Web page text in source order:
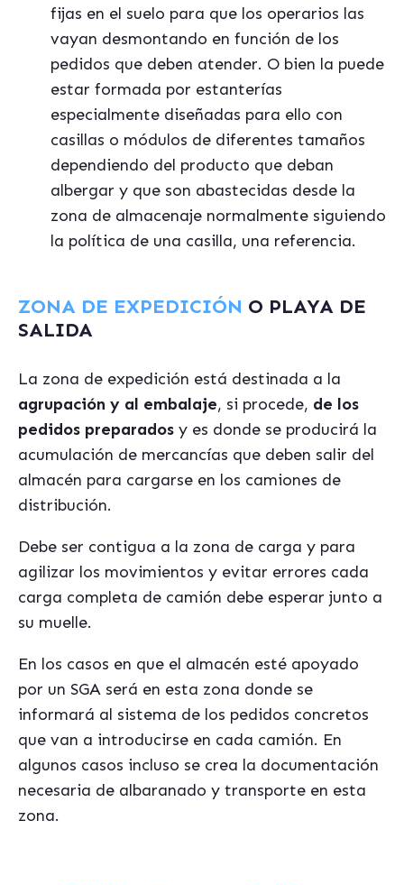
fijas en el suelo para que los operarios las
vayan desmontando en función de los
pedidos que deben atender. O bien la puede
estar formada por estanterías
especialmente diseñadas para ello con
casillas o módulos de diferentes tamaños
dependiendo del producto que deban
albergar y que son abastecidas desde la
zona de almacenaje normalmente siguiendo
la política de una casilla, una referencia.
ZONA DE EXPEDICIÓN O PLAYA DE
SALIDA
La zona de expedición está destinada a la
agrupación y al embalaje, si procede, de los
pedidos preparados y es donde se producirá la
acumulación de mercancías que deben salir del
almacén para cargarse en los camiones de
distribución.
Debe ser contigua a la zona de carga y para
agilizar los movimientos y evitar errores cada
carga completa de camión debe esperar junto a
su muelle.
En los casos en que el almacén esté apoyado
por un SGA será en esta zona donde se
informará al sistema de los pedidos concretos
que van a introducirse en cada camión. En
algunos casos incluso se crea la documentación
necesaria de albaranado y transporte en esta
zona.